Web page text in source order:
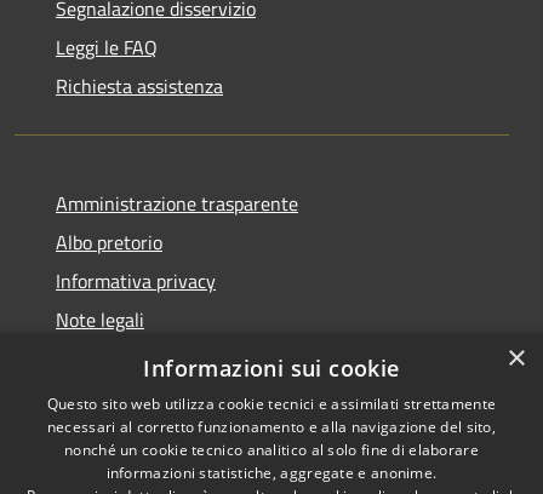
Segnalazione disservizio
Leggi le FAQ
Richiesta assistenza
Amministrazione trasparente
Albo pretorio
Informativa privacy
Note legali
Dichiarazione di accessibilità
Copyright © 2026 • Comune di
×
Informazioni sui cookie
Questo sito web utilizza cookie tecnici e assimilati strettamente
necessari al corretto funzionamento e alla navigazione del sito,
nonché un cookie tecnico analitico al solo fine di elaborare
informazioni statistiche, aggregate e anonime.